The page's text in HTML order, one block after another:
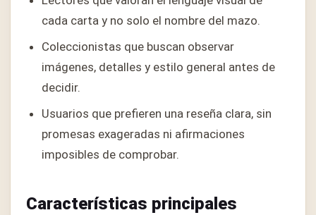
cada carta y no solo el nombre del mazo.
Coleccionistas que buscan observar
imágenes, detalles y estilo general antes de
decidir.
Usuarios que prefieren una reseña clara, sin
promesas exageradas ni afirmaciones
imposibles de comprobar.
Características principales